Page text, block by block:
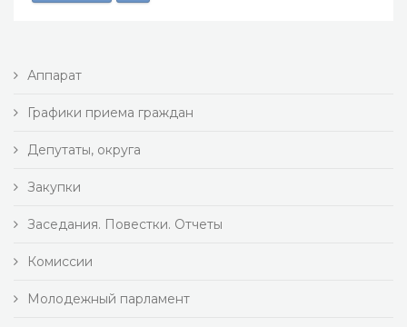
Аппарат
Графики приема граждан
Депутаты, округа
Закупки
Заседания. Повестки. Отчеты
Комиссии
Молодежный парламент